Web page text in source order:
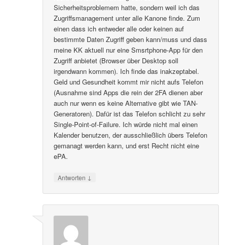
Sicherheitsproblemem hatte, sondern weil ich das
Zugriffsmanagement unter alle Kanone finde. Zum
einen dass ich entweder alle oder keinen auf
bestimmte Daten Zugriff geben kann/muss und dass
meine KK aktuell nur eine Smsrtphone-App für den
Zugriff anbietet (Browser über Desktop soll
irgendwann kommen). Ich finde das inakzeptabel.
Geld und Gesundheit kommt mir nicht aufs Telefon
(Ausnahme sind Apps die rein der 2FA dienen aber
auch nur wenn es keine Alternative gibt wie TAN-
Generatoren). Dafür ist das Telefon schlicht zu sehr
Single-Point-of-Failure. Ich würde nicht mal einen
Kalender benutzen, der ausschließlich übers Telefon
gemanagt werden kann, und erst Recht nicht eine
ePA.
Antworten ↓